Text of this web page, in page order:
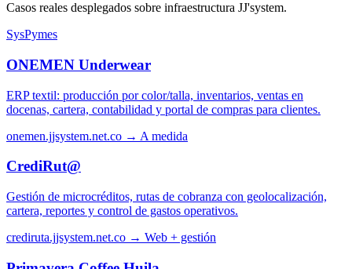
Casos reales desplegados sobre infraestructura JJ'system.
SysPymes
ONEMEN Underwear
ERP textil: producción por color/talla, inventarios, ventas en
docenas, cartera, contabilidad y portal de compras para clientes.
onemen.jjsystem.net.co → A medida
CrediRut@
Gestión de microcréditos, rutas de cobranza con geolocalización,
cartera, reportes y control de gastos operativos.
crediruta.jjsystem.net.co → Web + gestión